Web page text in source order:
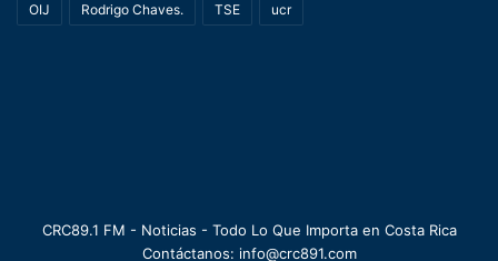
OIJ Rodrigo Chaves. TSE ucr
CRC89.1 FM - Noticias - Todo Lo Que Importa en Costa Rica
Contáctanos: info@crc891.com